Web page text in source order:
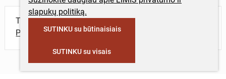
Turite daugiau informacijos apie objektą?
Parašykite mums!
slapukų politiką.
SUTINKU su būtinaisiais
SUTINKU su visais